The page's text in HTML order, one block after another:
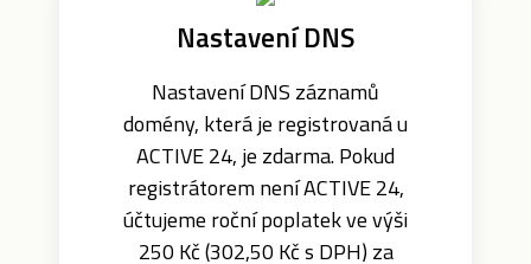
Nastavení DNS
Nastavení DNS záznamů
domény, která je registrovaná u
ACTIVE 24, je zdarma. Pokud
registrátorem není ACTIVE 24,
účtujeme roční poplatek ve výši
250 Kč (302,50 Kč s DPH) za